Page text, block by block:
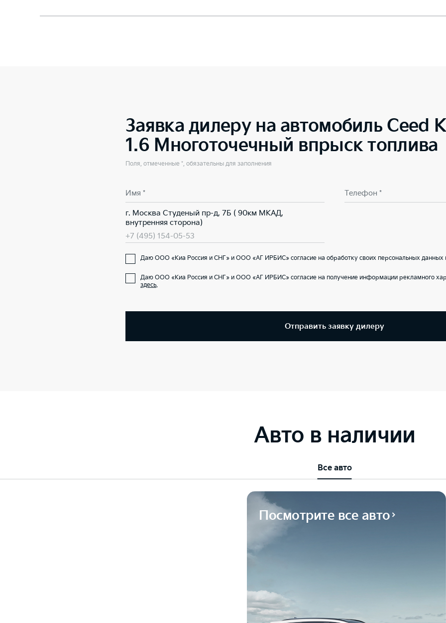
Заявка дилеру на автомобиль Ceed
1.6 Многоточечный впрыск топлива
Поля, отмеченные *, обязательны для заполнения
Имя * Телефон *
г. Москва Студеный пр-д, 7Б ( 90км МКАД,
внутренняя сторона)
+7 (495) 154-05-53
Даю ООО «Киа Россия и СНГ» и ООО «АГ ИРБИС» согласие на обработку своих персональных данных
Даю ООО «Киа Россия и СНГ» и ООО «АГ ИРБИС» согласие на получение информации рекламного
здесь.
Отправить заявку дилеру
Авто в наличии
Все авто
Посмотрите все авто